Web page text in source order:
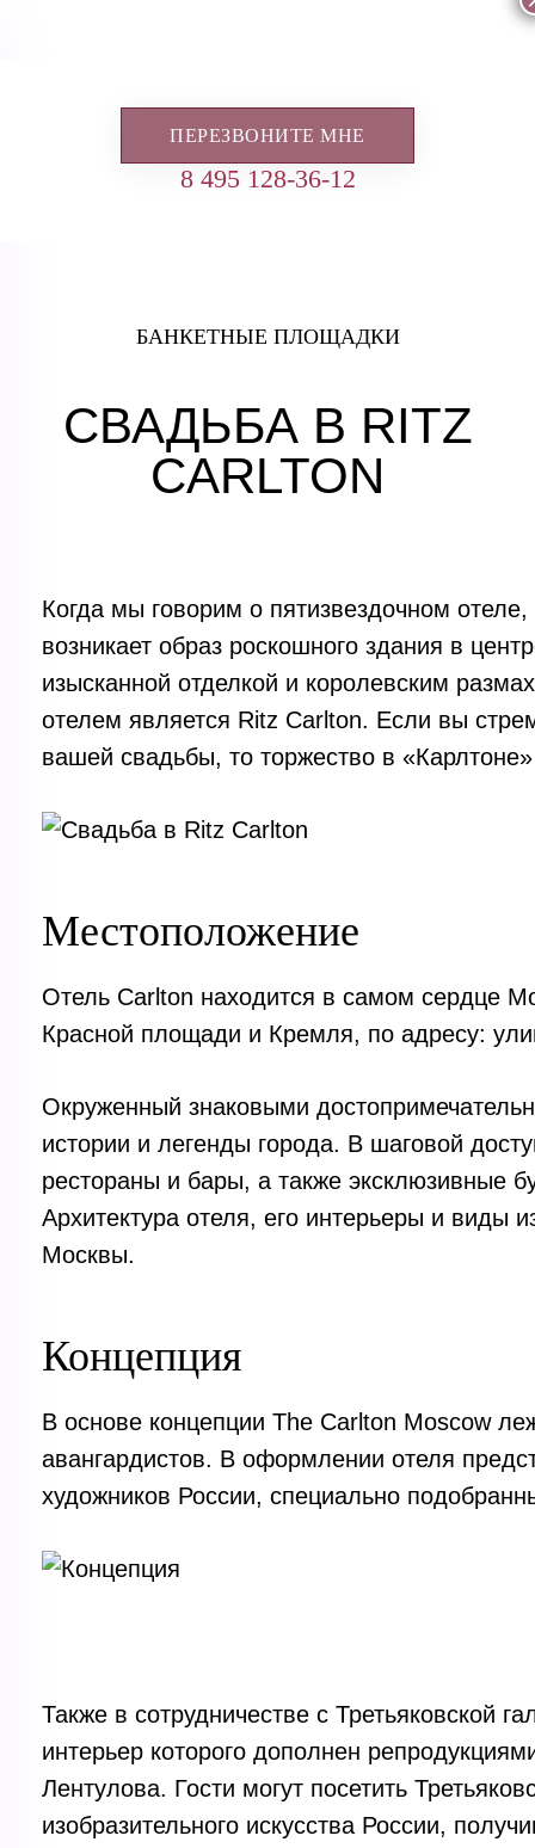
ПЕРЕЗВОНИТЕ МНЕ
8 495 128-36-12
БАНКЕТНЫЕ ПЛОЩАДКИ
СВАДЬБА В RITZ
CARLTON
Когда мы говорим о пятизвездочном
возникает образ роскошного здания в
изысканной отделкой и королевским
отелем является Ritz Carlton. Если вы
вашей свадьбы, то торжество в
Местоположение
Отель Carlton находится в самом сердце
Красной площади и Кремля, по адресу:
Окруженный знаковыми
истории и легенды города. В шаговой
рестораны и бары, а также эксклюзивные
Архитектура отеля, его интерьеры и виды
Москвы.
Концепция
В основе концепции The Carlton Moscow
авангардистов. В оформлении отеля
художников России, специально
Также в сотрудничестве с Третьяковской
интерьер которого дополнен
Лентулова. Гости могут посетить
изобразительного искусства России,